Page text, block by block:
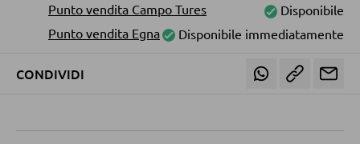
Moduli TV
Punto vendita Campo Tures
Disponibile
Punto vendita Egna
Disponibile immediatamente
CONDIVIDI